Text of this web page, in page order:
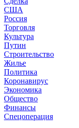
США
Россия
Торговля
Культура
Путин
Строительство
Жилье
Политика
Коронавирус
Экономика
Общество
Финансы
Спецоперация